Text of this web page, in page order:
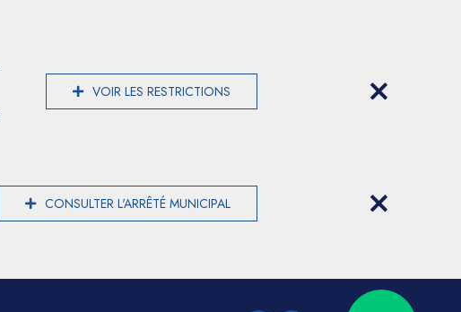
VOIR LES RESTRICTIONS
CONSULTER L'ARRÊTÉ MUNICIPAL